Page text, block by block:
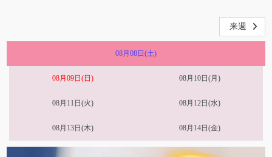
08月08日(土)
08月09日(日) 08月10日(月)
08月11日(火) 08月12日(水)
08月13日(木) 08月14日(金)
来週